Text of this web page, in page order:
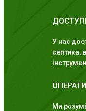
У нас
септика,
Ми